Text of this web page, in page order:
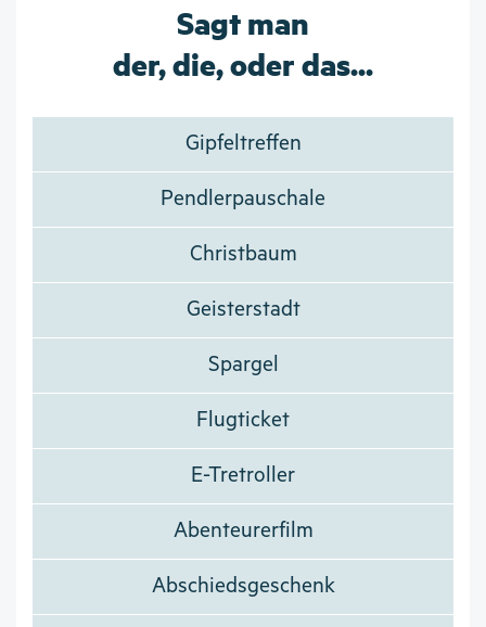
Sagt man
der, die, oder das...
Gipfeltreffen
Pendlerpauschale
Christbaum
Geisterstadt
Spargel
Flugticket
E-Tretroller
Abenteurerfilm
Abschiedsgeschenk